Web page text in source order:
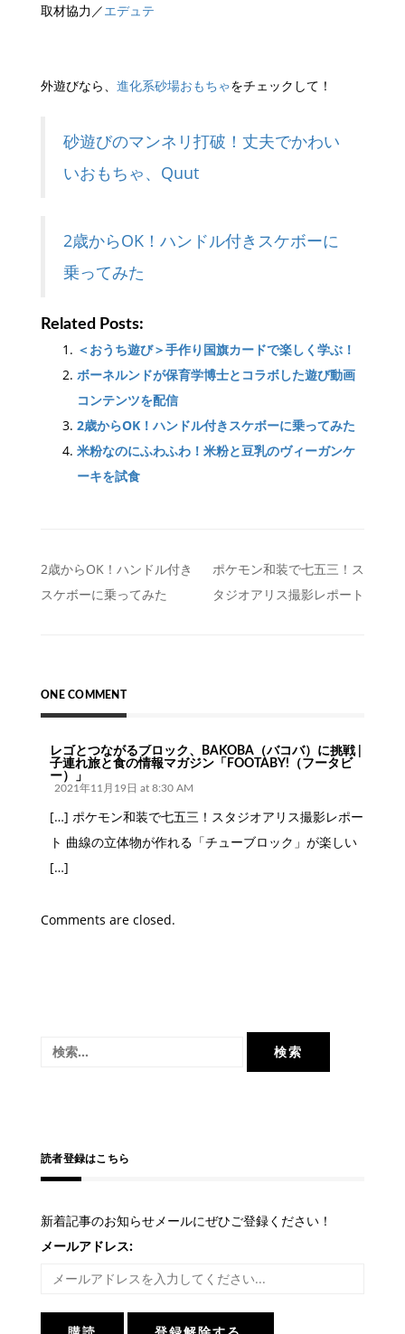
取材協力／エデュテ
外遊びなら、 進化系砂場おもちゃをチェックして！
砂遊びのマンネリ打破！丈夫でかわい
いおもちゃ、Quut
2歳からOK！ハンドル付きスケボーに
乗ってみた
Related Posts:
＜おうち遊び＞手作り国旗カードで楽しく学ぶ！
ボーネルンドが保育学博士とコラボした遊び動画
コンテンツを配信
2歳からOK！ハンドル付きスケボーに乗ってみた
米粉なのにふわふわ！米粉と豆乳のヴィーガンケ
ーキを試食
投
稿
ゲ
ー
シ
ョ
ン
2歳からOK！ハンドル付き
スケボーに乗ってみた
ポケモン和装で七五三！ス
タジオアリス撮影レポート
ONE COMMENT
レゴとつながるブロック、BAKOBA（バコバ）に挑戦 |
子連れ旅と食の情報マガジン「FOOTABY!（フータビ
ー）」
2021年11月19日 at 8:30 AM
[…] ポケモン和装で七五三！スタジオアリス撮影レポー
ト 曲線の立体物が作れる「チューブロック」が楽しい
[…]
Comments are closed.
読者登録はこちら
新着記事のお知らせメールにぜひご登録ください！
メールアドレス: